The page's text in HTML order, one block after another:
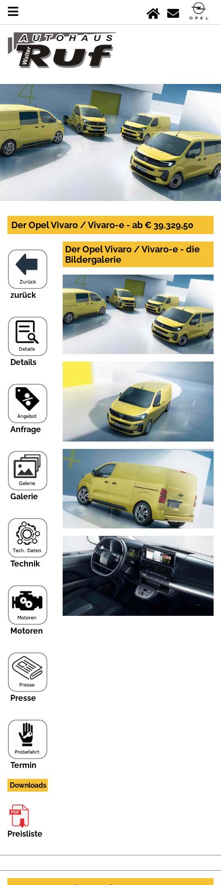
Der Opel Vivaro / Vivaro-e - ab € 39.329,50
zurück
Details
Anfrage
Galerie
Technik
Motoren
Presse
Termin
Downloads
Preisliste
Der Opel Vivaro / Vivaro-e - die
Bildergalerie